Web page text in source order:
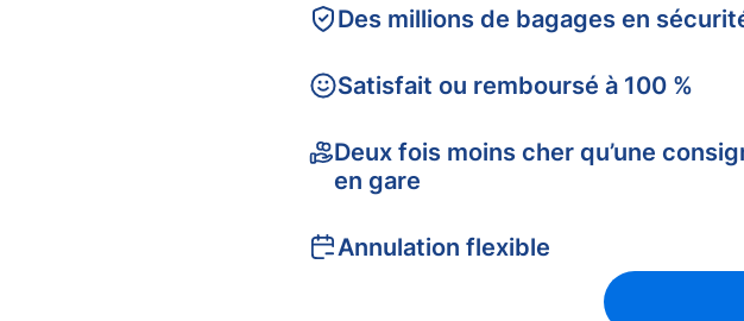
Des millions de bagages en
Satisfait ou remboursé à 100 %
Deux fois moins cher qu’une
en gare
Annulation flexible